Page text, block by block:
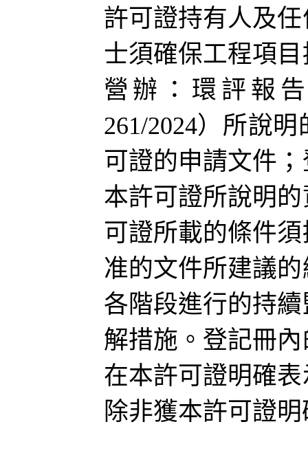
許可證持有人及
士須確保工程項
營辦 ：環評報
261/2024） 所說明
可證的申請文件；
本許可證所說明
可證所載的條件
准的文件所建議
各階段進行的持
解措施。 登記冊內
在本許可證明確
除非獲本許可證明